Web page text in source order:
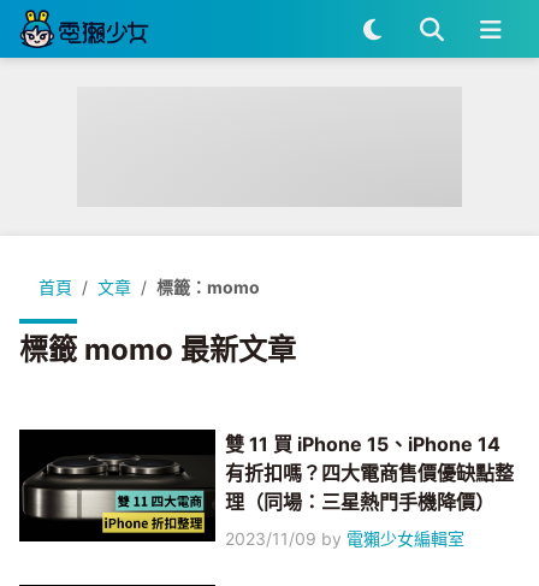
首頁 文章 標籤：momo
標籤 momo 最新文章
雙 11 買 iPhone 15、iPhone 14
有折扣嗎？四大電商售價優缺點整
理（同場：三星熱門手機降價）
2023/11/09 by 電獺少女編輯室